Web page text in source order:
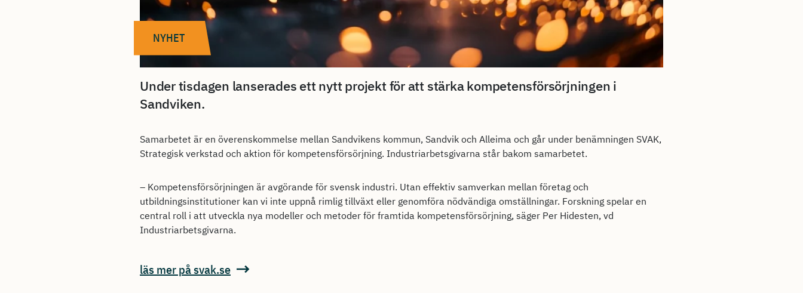
NYHET
Under tisdagen lanserades ett nytt projekt för att stärka kompetensförsörjningen i
Sandviken.
Samarbetet är en överenskommelse mellan Sandvikens kommun, Sandvik och Alleima och går under benämningen SVAK,
Strategisk verkstad och aktion för kompetensförsörjning. Industriarbetsgivarna står bakom samarbetet.
– Kompetensförsörjningen är avgörande för svensk industri. Utan effektiv samverkan mellan företag och
utbildningsinstitutioner kan vi inte uppnå rimlig tillväxt eller genomföra nödvändiga omställningar. Forskning spelar en
central roll i att utveckla nya modeller och metoder för framtida kompetensförsörjning, säger Per Hidesten, vd
Industriarbetsgivarna.
läs mer på svak.se